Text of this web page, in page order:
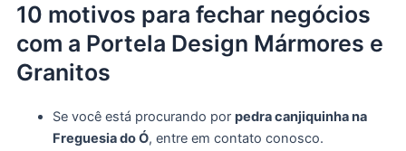
10 motivos para fechar negócios
com a Portela Design Mármores e
Granitos
Se você está procurando por pedra canjiquinha na
Freguesia do Ó, entre em contato conosco.